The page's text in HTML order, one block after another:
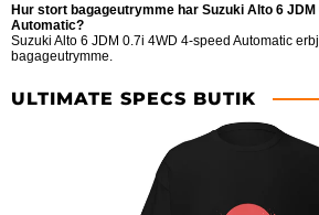
Hur stort bagageutrymme har Suzuki Alto 6 JDM
Automatic?
Suzuki Alto 6 JDM 0.7i 4WD 4-speed Automatic
bagageutrymme.
ULTIMATE SPECS BUTIK